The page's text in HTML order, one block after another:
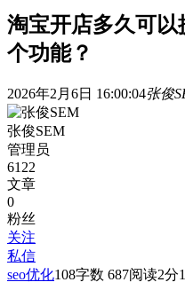
淘宝开店多久可
个功能？
2026年2月6日 16:00:04张俊
张俊SEM
管理员
6122
文章
0
粉丝
关注
私信
seo优化108字数 687阅读2分